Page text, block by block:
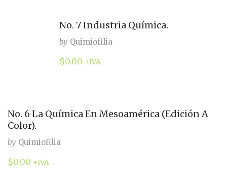
No. 7 Industria Química.
by Quimiofilia
$0.00 +IVA
No. 6 La Química En Mesoamérica (Edición A
Color).
by Quimiofilia
$0.00 +IVA